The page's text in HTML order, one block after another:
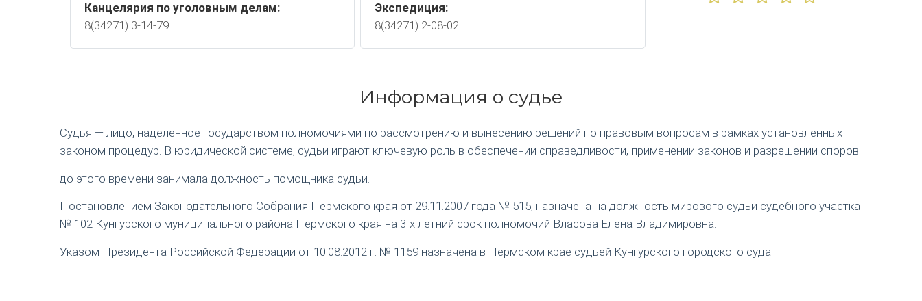
Канцелярия по уголовным делам:
8(34271) 3-14-79
Экспедиция:
8(34271) 2-08-02
Информация о судье
Судья — лицо, наделенное государством полномочиями по рассмотрению и вынесению решений по правовым вопросам в рамках установленных
законом процедур. В юридической системе, судьи играют ключевую роль в обеспечении справедливости, применении законов и разрешении споров.
до этого времени занимала должность помощника судьи.
Постановлением Законодательного Собрания Пермского края от 29.11.2007 года № 515, назначена на должность мирового судьи судебного участка
№ 102 Кунгурского муниципального района Пермского края на 3-х летний срок полномочий Власова Елена Владимировна.
Указом Президента Российской Федерации от 10.08.2012 г. № 1159 назначена в Пермском крае судьей Кунгурского городского суда.